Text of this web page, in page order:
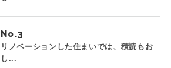
No.
リノベーションした住まいでは、積読もお
し...